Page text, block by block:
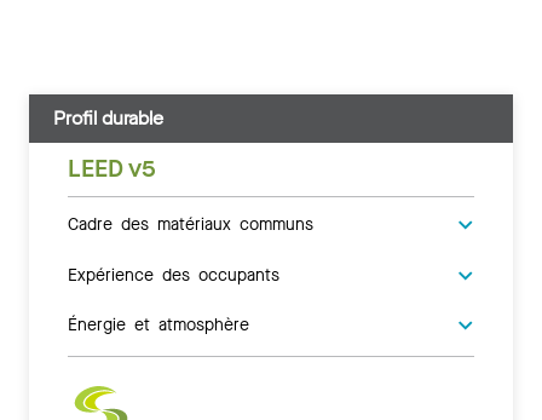
Profil durable
LEED v5
Cadre des matériaux communs
Expérience des occupants
Énergie et atmosphère